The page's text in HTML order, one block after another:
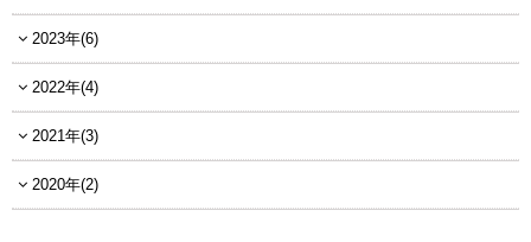
2023年(6)
2022年(4)
2021年(3)
2020年(2)